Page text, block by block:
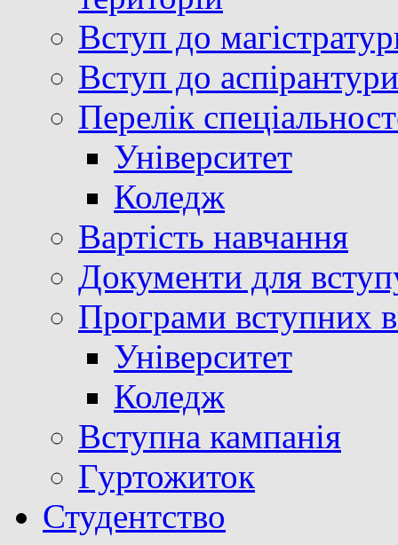
Вступ до
Вступ до аспірантури
Перелік
Університет
Коледж
Вартість навчання
Документи для
Програми вступних
Університет
Коледж
Вступна кампанія
Гуртожиток
Студентство